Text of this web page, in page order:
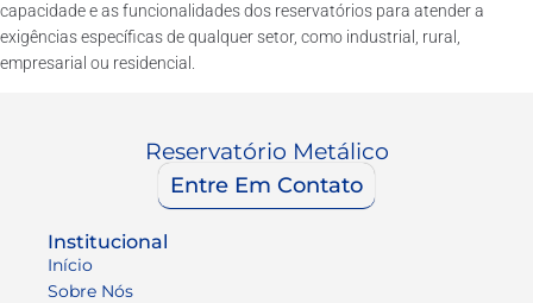
capacidade e as funcionalidades dos reservatórios para atender a
exigências específicas de qualquer setor, como industrial, rural,
empresarial ou residencial.
Reservatório Metálico
Entre Em Contato
Institucional
Início
Sobre Nós